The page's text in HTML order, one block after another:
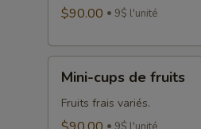
légumes
$90.00 9$ l'unité
cups
fruits
Mini-cups de fruits
Fruits frais variés.